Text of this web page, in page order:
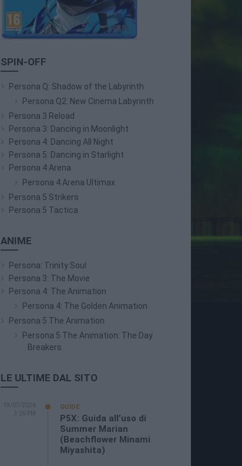
SPIN-OFF
Persona Q: Shadow of the Labyrinth
Persona Q2: New Cinema Labyrinth
Persona 3 Reload
Persona 3: Dancing in Moonlight
Persona 4: Dancing All Night
Persona 5: Dancing in Starlight
Persona 4 Arena
Persona 4 Arena Ultimax
Persona 5 Strikers
Persona 5 Tactica
ANIME
Persona: Trinity Soul
Persona 3: The Movie
Persona 4: The Animation
Persona 4: The Golden Animation
Persona 5 The Animation
Persona 5 The Animation: The Day
Breakers
LE ULTIME DAL SITO
19/07/2026
3:26 PM
GUIDE
P5X: Guida all’uso di
Summer Marian
(Beachflower Minami
Miyashita)